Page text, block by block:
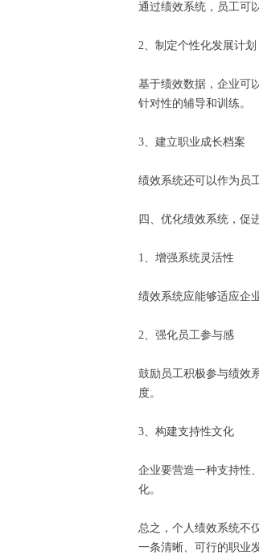
通过绩效系统，员工可
2、制定个性化发展计划
基于绩效数据，企业可
针对性的辅导和训练。
3、建立职业成长档案
绩效系统还可以作为员
四、优化绩效系统，促
1、增强系统灵活性
绩效系统应能够适应企
2、强化员工参与感
鼓励员工积极参与绩效
度。
3、构建支持性文化
企业要营造一种支持性
化。
总之，个人绩效系统不
一条清晰、可行的职业